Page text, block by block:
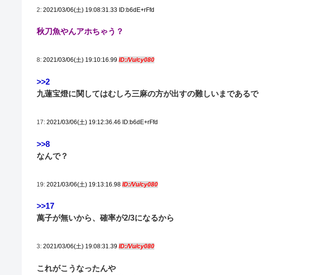
2: 2021/03/06(土) 19:08:31.33 ID:b6dE+rFfd
秋刀魚やんアホちゃう？
8: 2021/03/06(土) 19:10:16.99 ID:/Vu/cy080
>>2
九蓮宝燈に関してはむしろ三麻の方が出すの難しいまであるで
17: 2021/03/06(土) 19:12:36.46 ID:b6dE+rFfd
>>8
なんで？
19: 2021/03/06(土) 19:13:16.98 ID:/Vu/cy080
>>17
萬子が無いから、確率が2/3になるから
3: 2021/03/06(土) 19:08:31.39 ID:/Vu/cy080
これがこうなったんや